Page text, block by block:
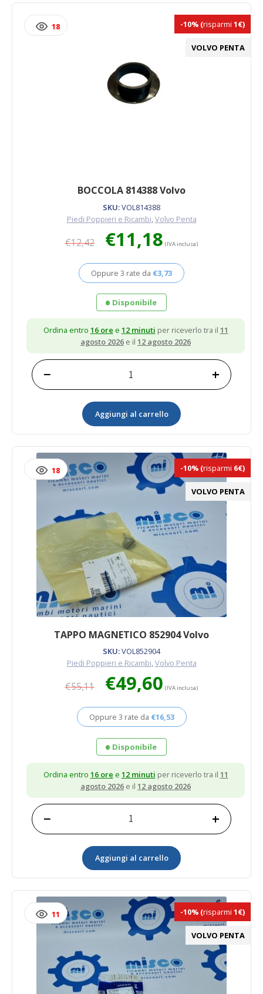
quantità
VOLVO PENTA
-10% (risparmi 1€)
BOCCOLA 814388 Volvo
SKU:VOL814388
Piedi Poppieri e Ricambi,Volvo Penta
€12,42
prezzo
era:
€12,42.
€11,18 prezzo
è:
€11,18.
(IVA inclusa)
Oppure 3 rate da €3,73
18
Disponibile
Ordina entro 16 ore e 12 minuti per riceverlo tra il 11
agosto 2026 e il 12 agosto 2026
BOCCOLA
814388
− +
Aggiungi al carrello
VOLVO PENTA
-10% (risparmi 6€)
TAPPO MAGNETICO 852904 Volvo
SKU:VOL852904
Piedi Poppieri e Ricambi,Volvo Penta
€55,11
prezzo
era:
€55,11.
€49,60 prezzo
è:
€49,60.
(IVA inclusa)
Oppure 3 rate da €16,53
18
Disponibile
Ordina entro 16 ore e 12 minuti per riceverlo tra il 11
agosto 2026 e il 12 agosto 2026
TAPPO
MAGNETICO
− +
Aggiungi al carrello
VOLVO PENTA
-10% (risparmi 1€)
11